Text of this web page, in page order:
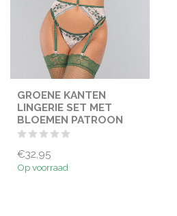
GROENE KANTEN
LINGERIE SET MET
BLOEMEN PATROON
€32,95
Op voorraad